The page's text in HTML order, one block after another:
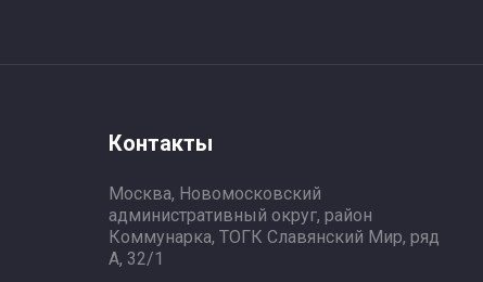
Контакты
Москва, Новомосковский
административный округ, район
Коммунарка, ТОГК Славянский Мир, ряд
А, 32/1